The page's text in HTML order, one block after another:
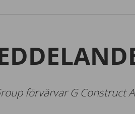
förvärvar G Construct